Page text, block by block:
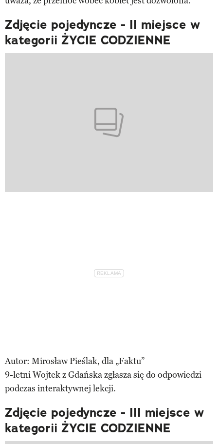
Zdjęcie pojedyncze - II miejsce w
kategorii ŻYCIE CODZIENNE
Autor: Mirosław Pieślak, dla „Faktu”
9-letni Wojtek z Gdańska zgłasza się do odpowiedzi
podczas interaktywnej lekcji.
Zdjęcie pojedyncze - III miejsce w
kategorii ŻYCIE CODZIENNE